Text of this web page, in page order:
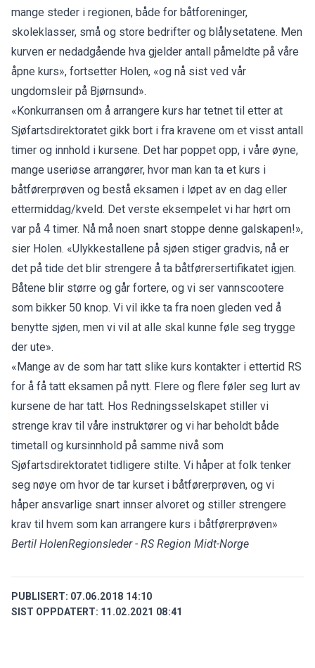
mange steder i regionen, både for båtforeninger,
skoleklasser, små og store bedrifter og blålysetatene. Men
kurven er nedadgående hva gjelder antall påmeldte på våre
åpne kurs», fortsetter Holen, «og nå sist ved vår
ungdomsleir på Bjørnsund».
«Konkurransen om å arrangere kurs har tetnet til etter at
Sjøfartsdirektoratet gikk bort i fra kravene om et visst antall
timer og innhold i kursene. Det har poppet opp, i våre øyne,
mange useriøse arrangører, hvor man kan ta et kurs i
båtførerprøven og bestå eksamen i løpet av en dag eller
ettermiddag/kveld. Det verste eksempelet vi har hørt om
var på 4 timer. Nå må noen snart stoppe denne galskapen!»,
sier Holen. «Ulykkestallene på sjøen stiger gradvis, nå er
det på tide det blir strengere å ta båtførersertifikatet igjen.
Båtene blir større og går fortere, og vi ser vannscootere
som bikker 50 knop. Vi vil ikke ta fra noen gleden ved å
benytte sjøen, men vi vil at alle skal kunne føle seg trygge
der ute».
«Mange av de som har tatt slike kurs kontakter i ettertid RS
for å få tatt eksamen på nytt. Flere og flere føler seg lurt av
kursene de har tatt. Hos Redningsselskapet stiller vi
strenge krav til våre instruktører og vi har beholdt både
timetall og kursinnhold på samme nivå som
Sjøfartsdirektoratet tidligere stilte. Vi håper at folk tenker
seg nøye om hvor de tar kurset i båtførerprøven, og vi
håper ansvarlige snart innser alvoret og stiller strengere
krav til hvem som kan arrangere kurs i båtførerprøven»
Bertil HolenRegionsleder - RS Region Midt-Norge
PUBLISERT: 07.06.2018 14:10
SIST OPPDATERT: 11.02.2021 08:41